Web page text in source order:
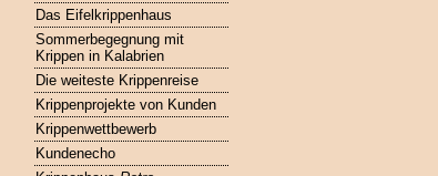
Das Eifelkrippenhaus
Sommerbegegnung mit
Krippen in Kalabrien
Die weiteste Krippenreise
Krippenprojekte von Kunden
Krippenwettbewerb
Kundenecho